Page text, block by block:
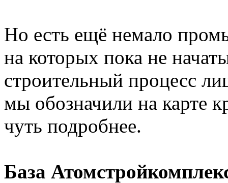
Но есть ещё немало
на которых пока не
строительный процесс
мы обозначили на карте
чуть подробнее.
База